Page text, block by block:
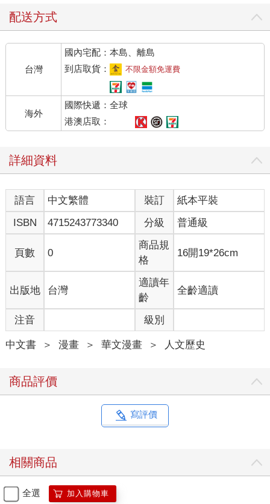
配送方式
台灣
國內宅配：本島、離島
到店取貨：
不限金額免運費
海外
國際快遞：全球
港澳店取：
詳細資料
語言 中文繁體 裝訂
紙本平裝
ISBN
4715243773340 分級 普通級
頁數 0
商品規
格
16開19*26cm
出版地 台灣
適讀年
齡
全齡適讀
注音 級別
中文書 ＞ 漫畫 ＞ 華文漫畫 ＞ 人文歷史
商品評價
寫評價
相關商品
全選 加入購物車